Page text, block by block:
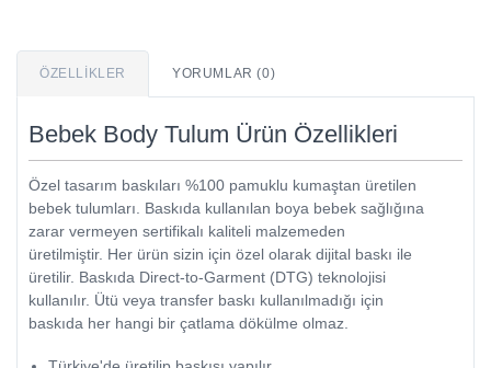
ÖZELLIKLER YORUMLAR (0)
Bebek Body Tulum Ürün Özellikleri
Özel tasarım baskıları %100 pamuklu kumaştan üretilen
bebek tulumları. Baskıda kullanılan boya bebek sağlığına
zarar vermeyen sertifikalı kaliteli malzemeden
üretilmiştir. Her ürün sizin için özel olarak dijital baskı ile
üretilir. Baskıda Direct-to-Garment (DTG) teknolojisi
kullanılır. Ütü veya transfer baskı kullanılmadığı için
baskıda her hangi bir çatlama dökülme olmaz.